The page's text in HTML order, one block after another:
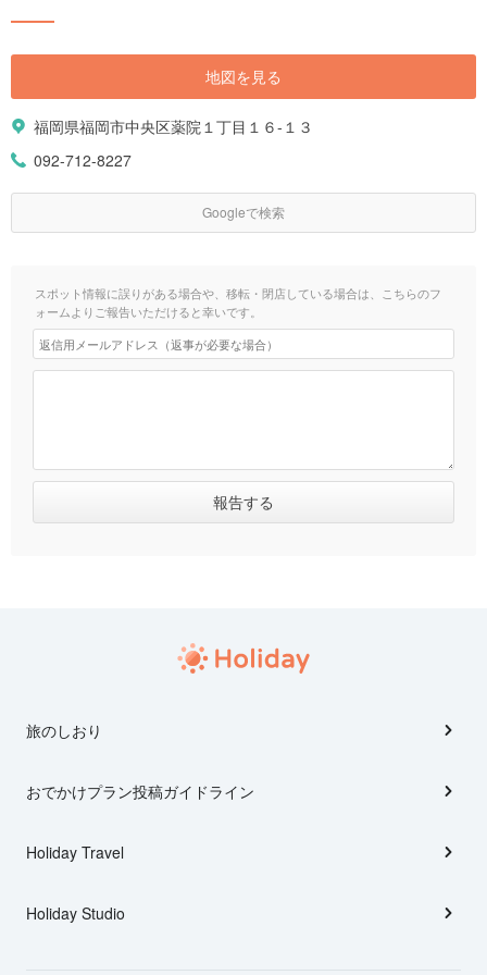
地図を見る
福岡県福岡市中央区薬院１丁目１６-１３
092-712-8227
Googleで検索
スポット情報に誤りがある場合や、移転・閉店している場合は、こちらのフ
ォームよりご報告いただけると幸いです。
旅のしおり
おでかけプラン投稿ガイドライン
Holiday Travel
Holiday Studio